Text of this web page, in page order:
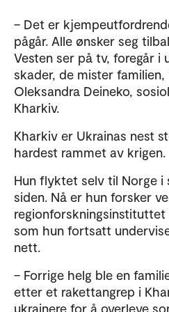
– Det er
pågår. Alle ønsker seg
Vesten ser på tv, foregår i
skader, de mister
Oleksandra Deineko,
Kharkiv.
Kharkiv er Ukrainas nest
hardest rammet av krigen.
Hun flyktet selv til Norge
siden. Nå er hun forsker
regionforskningsinstituttet
som hun fortsatt
nett.
– Forrige helg ble en
etter et rakettangrep i
ukrainere for å overleve